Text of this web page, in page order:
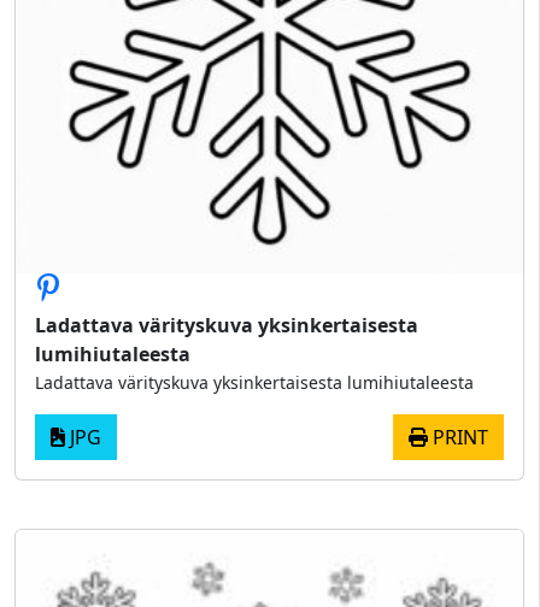
Ladattava värityskuva yksinkertaisesta
lumihiutaleesta
Ladattava värityskuva yksinkertaisesta lumihiutaleesta
JPG PRINT